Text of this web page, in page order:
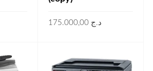
د.ج